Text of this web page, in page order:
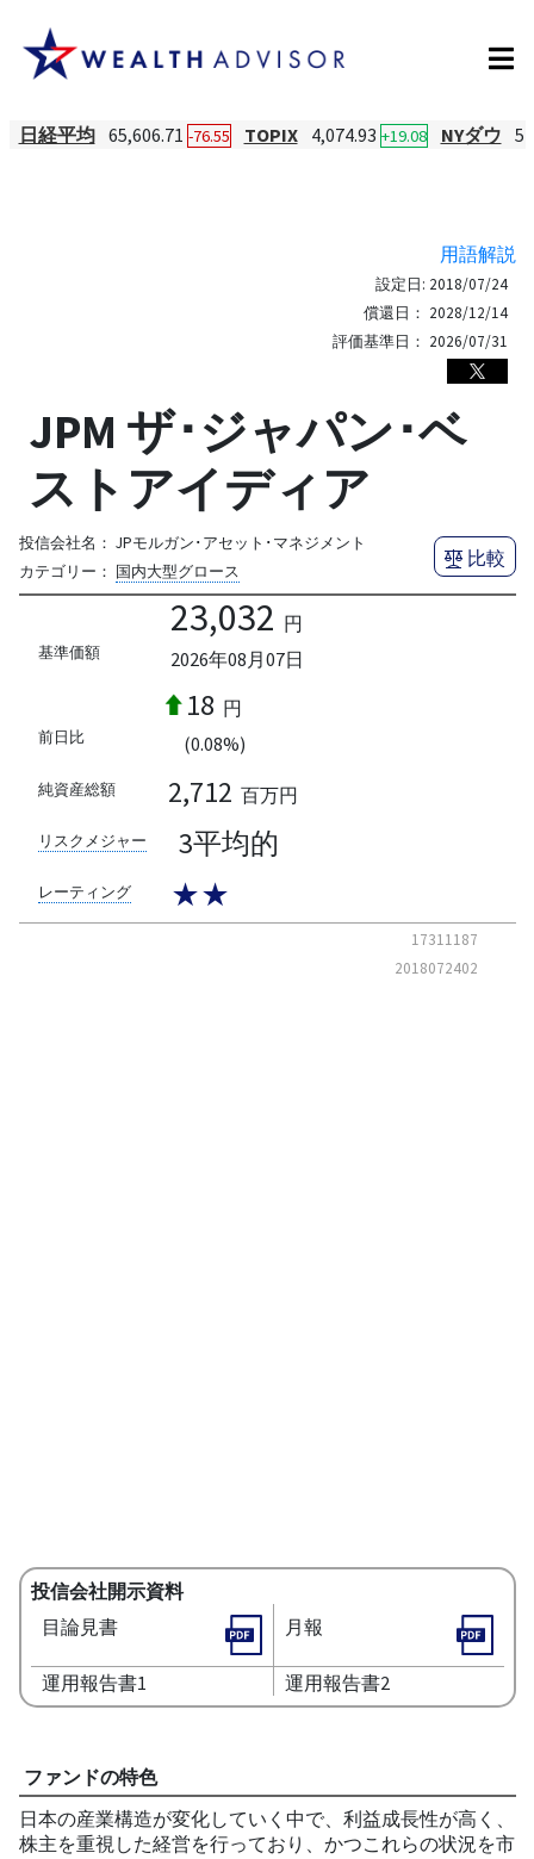
日経平均 65,606.71 -76.55 TOPIX 4,074.93 +19.08 NYダウ
用語解説
設定日: 2018/07/24
償還日： 2028/12/14
評価基準日： 2026/07/31
JPM ザ･ジャパン･ベ
ストアイディア
投信会社名： JPモルガン･アセット･マネジメント
カテゴリー： 国内大型グロース
比較
基準価額
23,032 円
2026年08月07日
前日比
18 円
(0.08%)
純資産総額 2,712 百万円
リスクメジャー 3平均的
レーティング ★★
17311187
2018072402
投信会社開示資料
目論見書
月報
運用報告書1 運用報告書2
ファンドの特色
日本の産業構造が変化していく中で、利益成長性が高く、
株主を重視した経営を行っており、かつこれらの状況を市